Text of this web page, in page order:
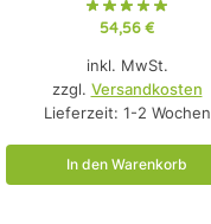
54,56 €
inkl. MwSt.
zzgl. Versandkosten
Lieferzeit: 1-2 Wochen
In den Warenkorb